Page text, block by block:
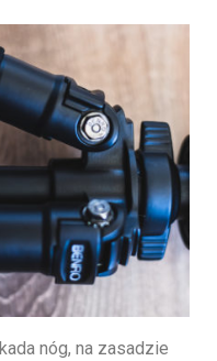
nóg, na zasadzie